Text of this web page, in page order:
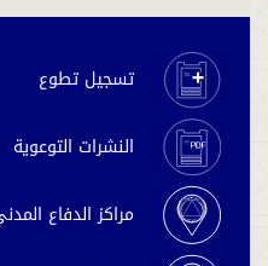
تسجيل تطوع
النشرات التوعوية
مراكز الدفاع